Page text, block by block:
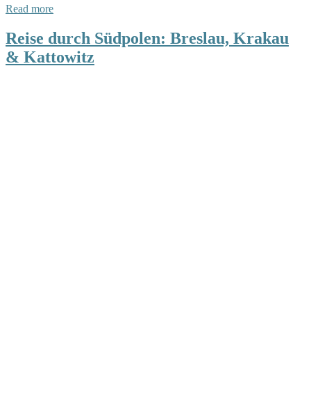
Read more
Reise durch Südpolen: Breslau, Krakau
& Kattowitz